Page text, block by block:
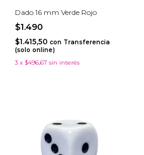
Dado 16 mm Verde Rojo
$1.490
$1.415,50 con Transferencia
(solo online)
3 x $496,67 sin interés